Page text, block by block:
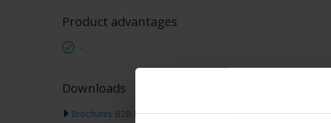
Product advantages
-
Downloads
Brochures B2B